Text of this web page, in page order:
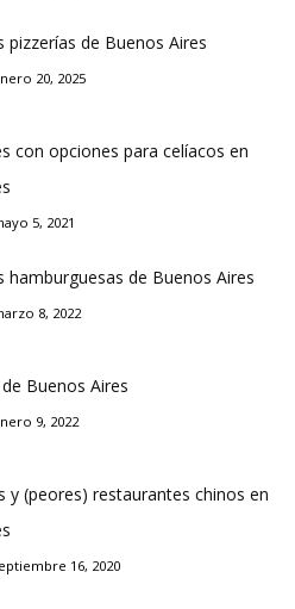
pizzerías de Buenos Aires
20, 2025
con opciones para celíacos en
5, 2021
hamburguesas de Buenos Aires
8, 2022
Buenos Aires
9, 2022
y (peores) restaurantes chinos en
16, 2020